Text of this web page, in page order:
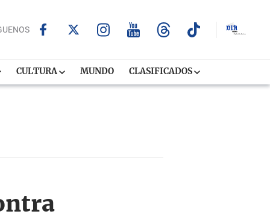
CULTURA MUNDO CLASIFICADOS